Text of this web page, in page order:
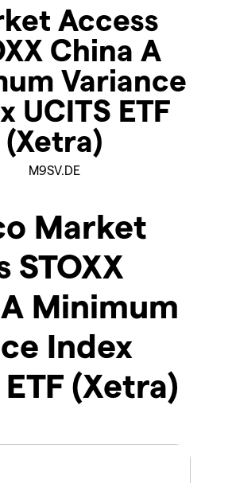
Access
China A
Variance
UCITS ETF
(Xetra)
M9SV.DE
Market
STOXX
Minimum
Index
(Xetra)